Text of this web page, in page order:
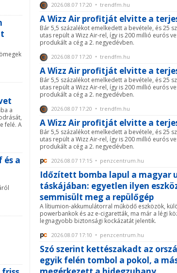
a
felé. A
és a
2026.08.07 17:20 • trendfm.hu
A Wizz Air profitját elvitte a
Bár 5,5 százalékot emelkedett a bevétele, és 25
utas repült a Wizz Air-rel, így is 200 millió eurós
produkált a cég a 2. negyedévben.
2026.08.07 17:20 • trendfm.hu
A Wizz Air profitját elvitte a
Bár 5,5 százalékot emelkedett a bevétele, és 25
utas repült a Wizz Air-rel, így is 200 millió eurós
produkált a cég a 2. negyedévben.
2026.08.07 17:20 • trendfm.hu
A Wizz Air profitját elvitte a
Bár 5,5 százalékot emelkedett a bevétele, és 25
utas repült a Wizz Air-rel, így is 200 millió eurós
produkált a cég a 2. negyedévben.
2026.08.07 17:15 • penzcentrum.hu
Időzített bomba lapul a magyar
táskájában: egyetlen ilyen
semmisült meg a repülőgép
A lítiumion-akkumulátorral működő eszközök,
powerbankok és az e-cigaretták, ma már a légi
legnagyobb biztonsági kockázatát jelentik.
2026.08.07 17:10 • penzcentrum.hu
Szó szerint kettészakadt az
egyik felén tombol a pokol, a